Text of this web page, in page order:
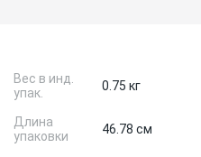
Вес в инд.
упак.
0.75 кг
Длина
упаковки
46.78 см